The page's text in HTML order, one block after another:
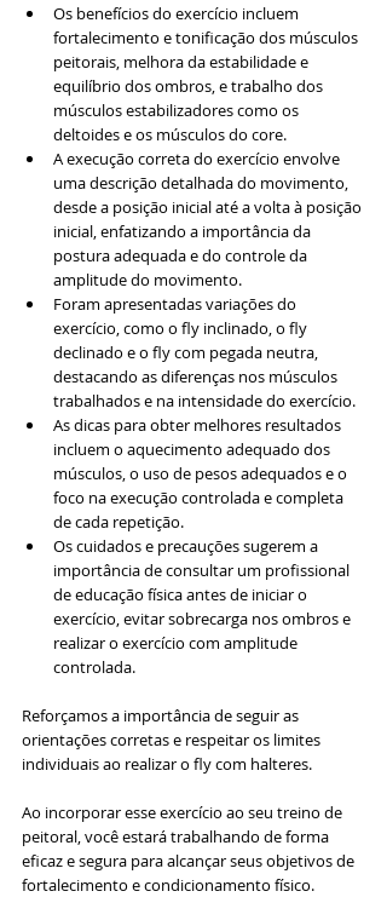
Os benefícios do exercício incluem
fortalecimento e tonificação dos músculos
peitorais, melhora da estabilidade e
equilíbrio dos ombros, e trabalho dos
músculos estabilizadores como os
deltoides e os músculos do core.
A execução correta do exercício envolve
uma descrição detalhada do movimento,
desde a posição inicial até a volta à posição
inicial, enfatizando a importância da
postura adequada e do controle da
amplitude do movimento.
Foram apresentadas variações do
exercício, como o fly inclinado, o fly
declinado e o fly com pegada neutra,
destacando as diferenças nos músculos
trabalhados e na intensidade do exercício.
As dicas para obter melhores resultados
incluem o aquecimento adequado dos
músculos, o uso de pesos adequados e o
foco na execução controlada e completa
de cada repetição.
Os cuidados e precauções sugerem a
importância de consultar um profissional
de educação física antes de iniciar o
exercício, evitar sobrecarga nos ombros e
realizar o exercício com amplitude
controlada.
Reforçamos a importância de seguir as
orientações corretas e respeitar os limites
individuais ao realizar o fly com halteres.
Ao incorporar esse exercício ao seu treino de
peitoral, você estará trabalhando de forma
eficaz e segura para alcançar seus objetivos de
fortalecimento e condicionamento físico.